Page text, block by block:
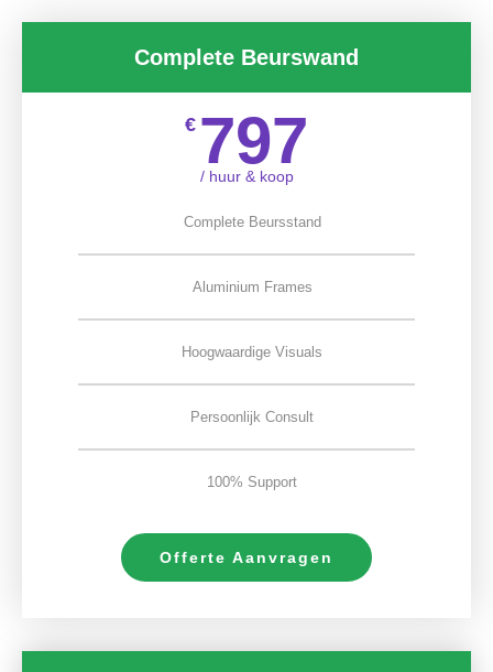
Complete Beurswand
€ 797
/ huur & koop
Complete Beursstand
Aluminium Frames
Hoogwaardige Visuals
Persoonlijk Consult
100% Support
Offerte Aanvragen